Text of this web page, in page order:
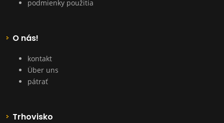
podmienky použitia
O nás!
kontakt
Über uns
pátrať
Trhovisko